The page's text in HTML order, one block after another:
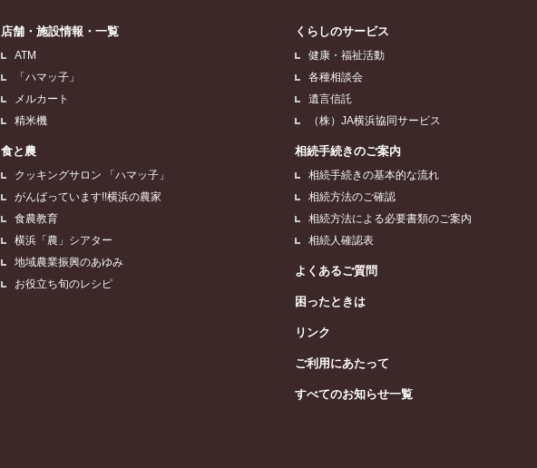
店舗・施設情報・一覧
ATM
「ハマッ子」
メルカート
精米機
食と農
クッキングサロン 「ハマッ子」
がんばっています!!横浜の農家
食農教育
横浜「農」シアター
地域農業振興のあゆみ
お役立ち旬のレシピ
くらしのサービス
健康・福祉活動
各種相談会
遺言信託
（株）JA横浜協同サービス
相続手続きのご案内
相続手続きの基本的な流れ
相続方法のご確認
相続方法による必要書類のご案内
相続人確認表
よくあるご質問
困ったときは
リンク
ご利用にあたって
すべてのお知らせ一覧